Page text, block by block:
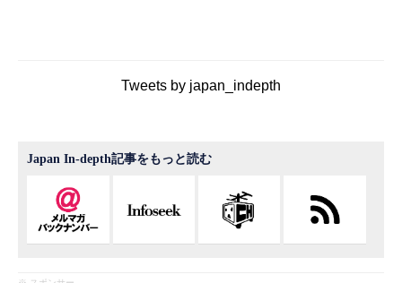
Tweets by japan_indepth
Japan In-depth記事をもっと読む